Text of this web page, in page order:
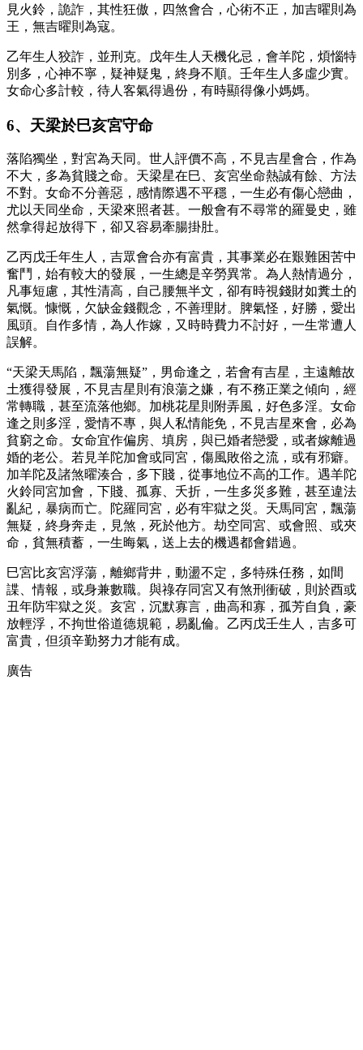
見火鈴，詭詐，其性狂傲，四煞會合，心術不正，加吉曜則為
王，無吉曜則為寇。
乙年生人狡詐，並刑克。戊年生人天機化忌，會羊陀，煩惱特
別多，心神不寧，疑神疑鬼，終身不順。壬年生人多虛少實。
女命心多計較，待人客氣得過份，有時顯得像小媽媽。
6、天梁於巳亥宮守命
落陷獨坐，對宮為天同。世人評價不高，不見吉星會合，作為
不大，多為貧賤之命。天梁星在巳、亥宮坐命熱誠有餘、方法
不對。女命不分善惡，感情際遇不平穩，一生必有傷心戀曲，
尤以天同坐命，天梁來照者甚。一般會有不尋常的羅曼史，雖
然拿得起放得下，卻又容易牽腸掛肚。
乙丙戊壬年生人，吉眾會合亦有富貴，其事業必在艱難困苦中
奮鬥，始有較大的發展，一生總是辛勞異常。為人熱情過分，
凡事短慮，其性清高，自己腰無半文，卻有時視錢財如糞土的
氣慨。慷慨，欠缺金錢觀念，不善理財。脾氣怪，好勝，愛出
風頭。自作多情，為人作嫁，又時時費力不討好，一生常遭人
誤解。
“天梁天馬陷，飄蕩無疑”，男命逢之，若會有吉星，主遠離故
土獲得發展，不見吉星則有浪蕩之嫌，有不務正業之傾向，經
常轉職，甚至流落他鄉。加桃花星則附弄風，好色多淫。女命
逢之則多淫，愛情不專，與人私情能免，不見吉星來會，必為
貧窮之命。女命宜作偏房、填房，與已婚者戀愛，或者嫁離過
婚的老公。若見羊陀加會或同宮，傷風敗俗之流，或有邪癖。
加羊陀及諸煞曜湊合，多下賤，從事地位不高的工作。遇羊陀
火鈴同宮加會，下賤、孤寡、夭折，一生多災多難，甚至違法
亂紀，暴病而亡。陀羅同宮，必有牢獄之災。天馬同宮，飄蕩
無疑，終身奔走，見煞，死於他方。劫空同宮、或會照、或夾
命，貧無積蓄，一生晦氣，送上去的機遇都會錯過。
巳宮比亥宮浮蕩，離鄉背井，動盪不定，多特殊任務，如間
諜、情報，或身兼數職。與祿存同宮又有煞刑衝破，則於酉或
丑年防牢獄之災。亥宮，沉默寡言，曲高和寡，孤芳自負，豪
放輕浮，不拘世俗道德規範，易亂倫。乙丙戊壬生人，吉多可
富貴，但須辛勤努力才能有成。
廣告